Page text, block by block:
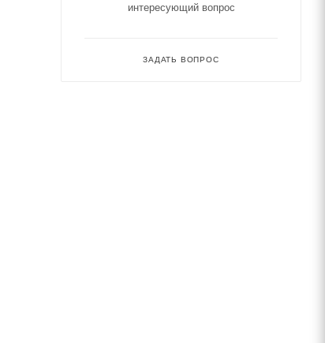
интересующий вопрос
ЗАДАТЬ ВОПРОС